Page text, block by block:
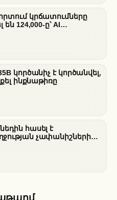
կրճատումները
124,000-ը՝ AI
վերաբաշխման ֆոնին
կործանիչ է կործանվել,
ինքնաթիռը
հասել է
չափանիշների